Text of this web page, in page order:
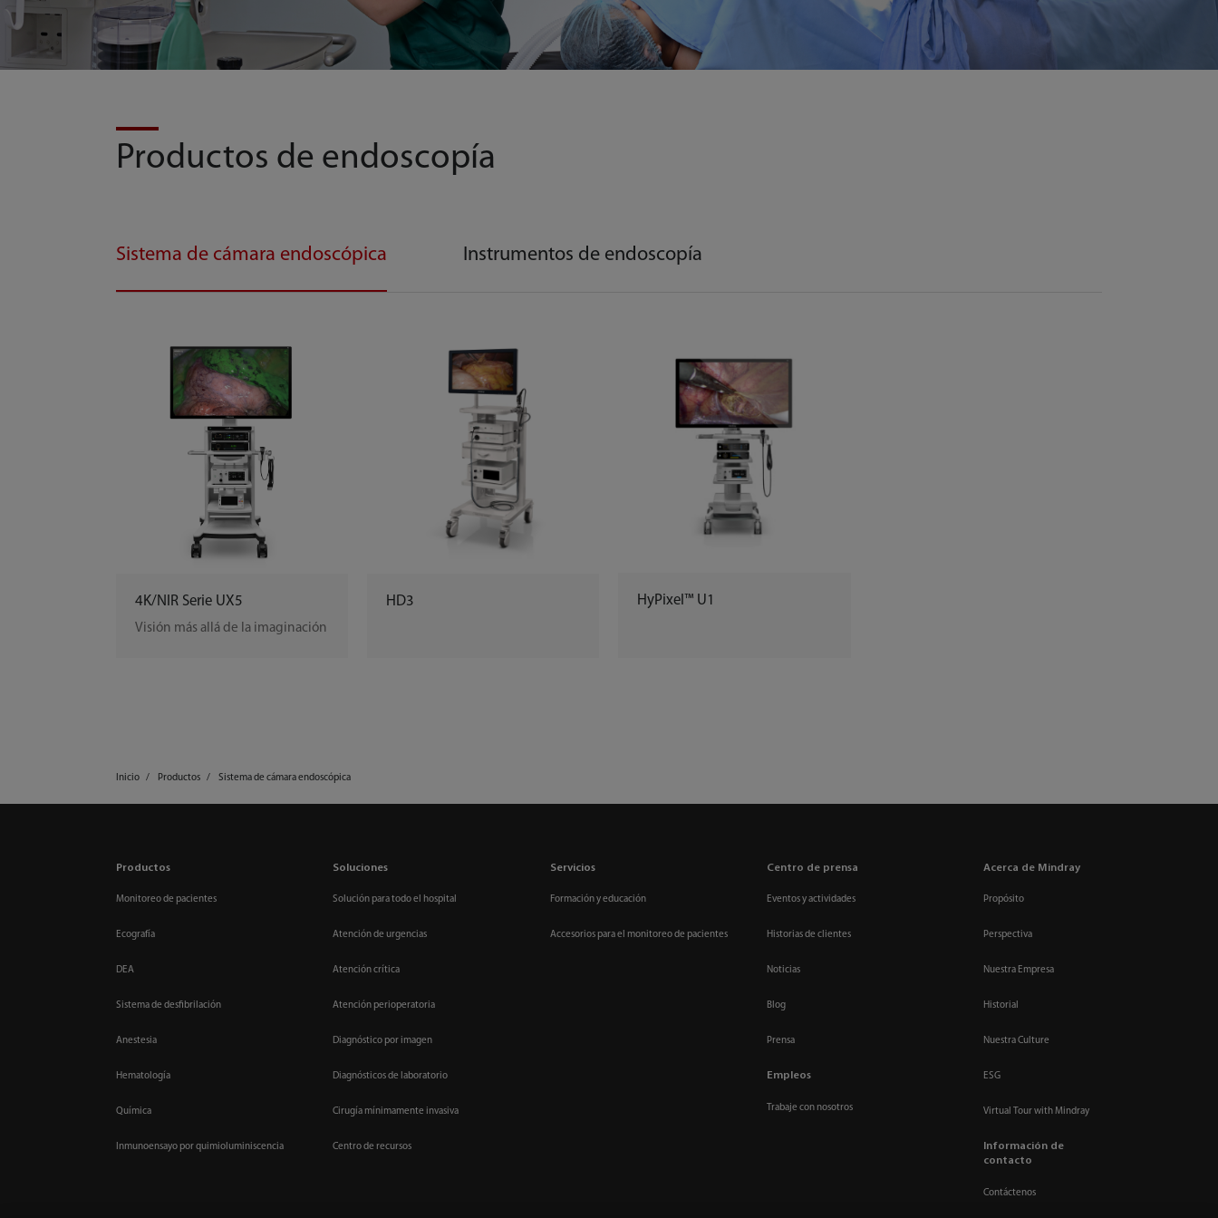
Productos de endoscopía
Sistema de cámara endoscópica Instrumentos de endoscopía
4K/NIR Serie UX5
Visión más allá de la imaginación
HD3 HyPixel™ U1
Inicio Productos Sistema de cámara endoscópica
Productos
Monitoreo de pacientes
Ecografía
DEA
Sistema de desfibrilación
Anestesia
Hematología
Química
Inmunoensayo por quimioluminiscencia
Soluciones
Solución para todo el hospital
Atención de urgencias
Atención crítica
Atención perioperatoria
Diagnóstico por imagen
Diagnósticos de laboratorio
Cirugía mínimamente invasiva
Centro de recursos
Servicios
Formación y educación
Accesorios para el monitoreo de pacientes
Centro de prensa
Eventos y actividades
Historias de clientes
Noticias
Blog
Prensa
Empleos
Trabaje con nosotros
Acerca de Mindray
Propósito
Perspectiva
Nuestra Empresa
Historial
Nuestra Culture
ESG
Virtual Tour with Mindray
Información de
contacto
Contáctenos